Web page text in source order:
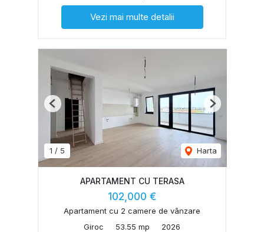
Vezi mai multe detalii
1 / 5 Harta
Previous Next
APARTAMENT CU TERASA
102,000 €
Apartament cu 2 camere de vânzare
Giroc
53.55 mp 2026